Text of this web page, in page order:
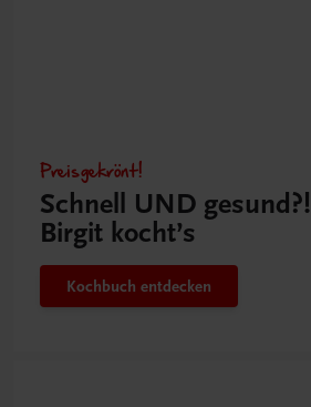
Preisgekrönt!
Schnell UND gesund?!
Birgit kocht’s
Kochbuch entdecken